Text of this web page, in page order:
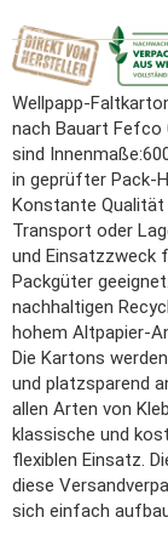
Wellpapp-
nach Bauart Fefco
sind
in geprüfter Pack-
Konstante Qualität
Transport oder
und Einsatzzweck
Packgüter
nachhaltigen
hohem Altpapier-
Die Kartons
und platzsparend
allen Arten von
klassische und
flexiblen Einsatz.
diese
sich einfach